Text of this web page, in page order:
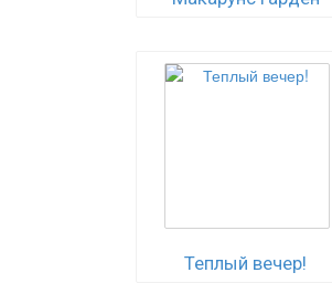
Теплый вечер!